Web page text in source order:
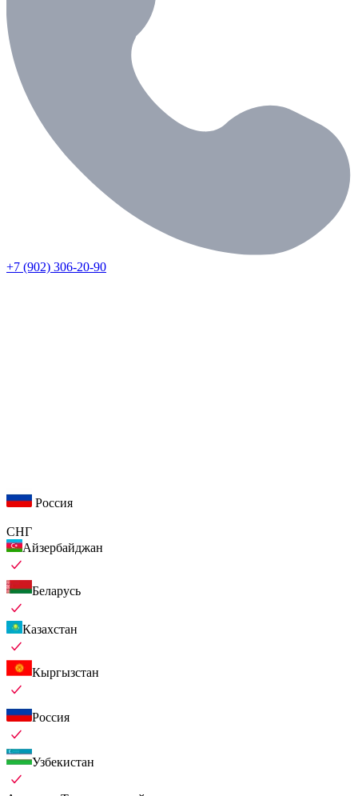
+7 (902) 306-20-90
Россия
СНГ
Айзербайджан
Беларусь
Казахстан
Кыргызстан
Россия
Узбекистан